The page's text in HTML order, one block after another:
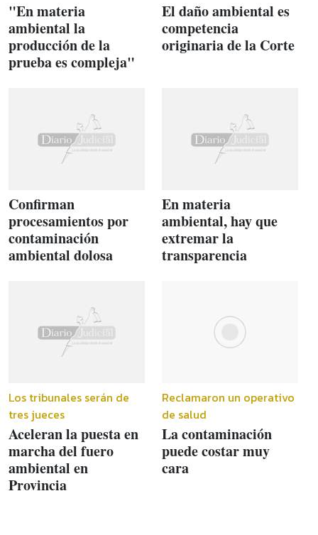
"En materia
ambiental la
producción de la
prueba es compleja"
El daño ambiental es
competencia
originaria de la Corte
Confirman
procesamientos por
contaminación
ambiental dolosa
En materia
ambiental, hay que
extremar la
transparencia
Los tribunales serán de
tres jueces
Aceleran la puesta en
marcha del fuero
ambiental en
Provincia
Reclamaron un operativo
de salud
La contaminación
puede costar muy
cara